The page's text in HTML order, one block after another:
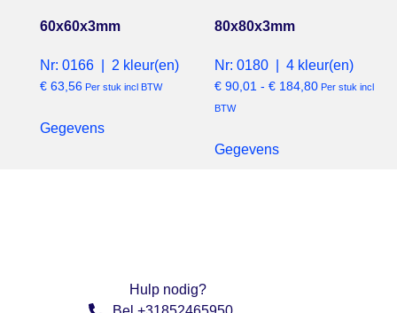
60x60x3mm
Nr: 0166 | 2 kleur(en)
€ 63,56 Per stuk incl BTW
Gegevens
80x80x3mm
Nr: 0180 | 4 kleur(en)
€90,01 - €184,80Per stuk incl
BTW
Gegevens
Hulp nodig?